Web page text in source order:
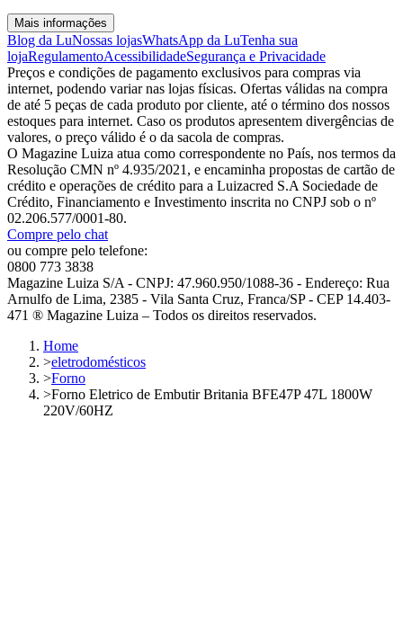
Mais informações
Blog da LuNossas lojasWhatsApp da LuTenha sua
lojaRegulamentoAcessibilidadeSegurança e Privacidade
Preços e condições de pagamento exclusivos para compras via
internet, podendo variar nas lojas físicas. Ofertas válidas na compra
de até 5 peças de cada produto por cliente, até o término dos nossos
estoques para internet. Caso os produtos apresentem divergências de
valores, o preço válido é o da sacola de compras.
O Magazine Luiza atua como correspondente no País, nos termos da
Resolução CMN nº 4.935/2021, e encaminha propostas de cartão de
crédito e operações de crédito para a Luizacred S.A Sociedade de
Crédito, Financiamento e Investimento inscrita no CNPJ sob o nº
02.206.577/0001-80.
Compre pelo chat
ou compre pelo telefone:
0800 773 3838
Magazine Luiza S/A - CNPJ: 47.960.950/1088-36 - Endereço: Rua
Arnulfo de Lima, 2385 - Vila Santa Cruz, Franca/SP - CEP 14.403-
471 ® Magazine Luiza – Todos os direitos reservados.
Home
>eletrodomésticos
>Forno
>Forno Eletrico de Embutir Britania BFE47P 47L 1800W
220V/60HZ